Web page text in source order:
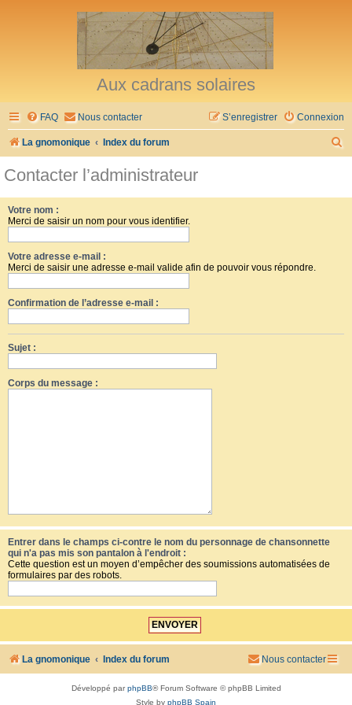
Aux cadrans solaires
FAQ Nous contacter Connexion
S’enregistrer
La gnomonique Index du forum
Contacter l’administrateur
Votre nom :
Merci de saisir un nom pour vous identifier.
Votre adresse e-mail :
Merci de saisir une adresse e-mail valide afin de pouvoir vous répondre.
Confirmation de l’adresse e-mail :
Sujet :
Corps du message :
Entrer dans le champs ci-contre le nom du personnage de chansonnette
qui n'a pas mis son pantalon à l'endroit :
Cette question est un moyen d’empêcher des soumissions automatisées de
formulaires par des robots.
La gnomonique Index du forum Nous contacter
Développé parphpBB® Forum Software © phpBB Limited
Style by phpBB Spain